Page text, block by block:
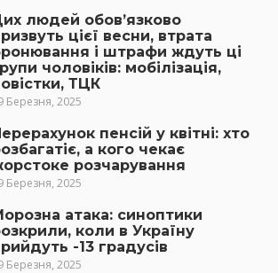
людей обов’язково
цієї весни, втрата
і штрафи ждуть ці
чоловіків: мобілізація,
ТЦК
Березня, 2025
пенсій у квітні: хто
а кого чекає
розчарування
Березня, 2025
атака: синоптики
коли в Україну
-13 градусів
Березня, 2025